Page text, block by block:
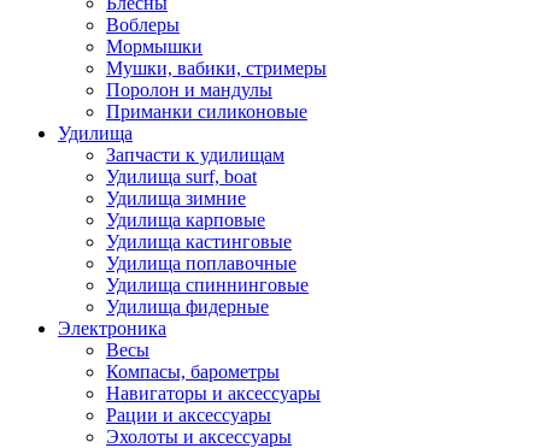
Воблеры
Мормышки
Мушки, вабики, стримеры
Поролон и мандулы
Приманки силиконовые
Удилища
Запчасти к удилищам
Удилища surf, boat
Удилища зимние
Удилища карповые
Удилища кастинговые
Удилища поплавочные
Удилища спиннинговые
Удилища фидерные
Электроника
Весы
Компасы, барометры
Навигаторы и аксессуары
Рации и аксессуары
Эхолоты и аксессуары